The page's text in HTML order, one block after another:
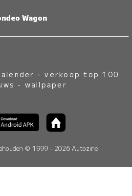
Wagon
-verkoop top 100
- wallpaper
© 1999 - 2026 Autozine